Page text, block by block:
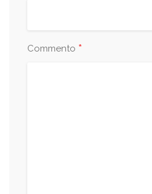
Commento *